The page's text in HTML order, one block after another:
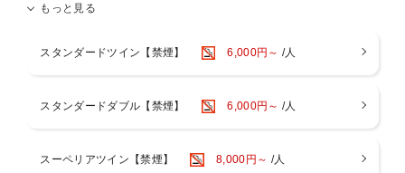
※※ご予約は30日前までがお得！インターネット予約限定 早期割素泊
大阪ベイを望む広大なテラスと天然温泉の大浴場を備えた都市型リゾ
ィ駅まで1駅1分で、大阪市中心部へのアクセスも便利！
＜リバーサイドスパ＞
もっと見る
スタンダードツイン【禁煙】 6,000円～ /人
スタンダードダブル【禁煙】 6,000円～ /人
スーペリアツイン【禁煙】 8,000円～ /人